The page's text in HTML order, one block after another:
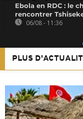
Ebola en RDC : le
rencontrer
06/08 - 11:36
PLUS